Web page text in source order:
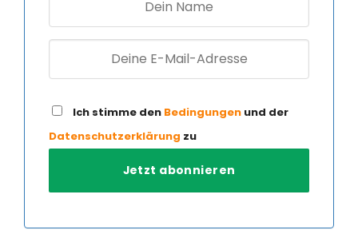
Ich stimme den Bedingungen und der
Datenschutzerklärung zu